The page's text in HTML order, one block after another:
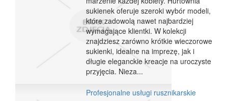
sukienek oferuje szeroki wybór modeli,
które zadowolą nawet najbardziej
wymagające klientki. W kolekcji
znajdziesz zarówno krótkie wieczorowe
sukienki, idealne na imprezę, jak i
długie eleganckie kreacje na uroczyste
przyjęcia. Nieza...
Profesjonalne usługi rusznikarskie